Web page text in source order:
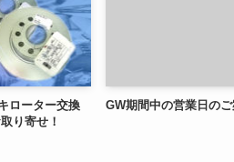
ローター交換
り寄せ！
GW期間中の営業日の